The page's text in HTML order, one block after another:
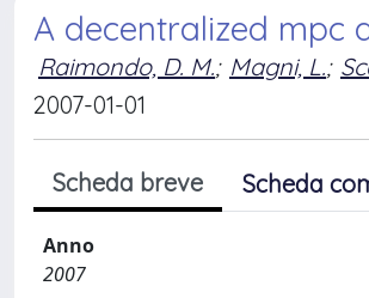
A decentralized mpc
Raimondo, D. M.; Magni, L.;
2007-01-01
Scheda breve Scheda
Anno
2007